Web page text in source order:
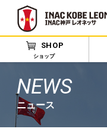
SHOP
ショップ
NEWS
ニュース